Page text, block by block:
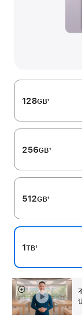
128GB
注
1
256GB
注
1
512GB
注
1
1TB
注
1
展
开